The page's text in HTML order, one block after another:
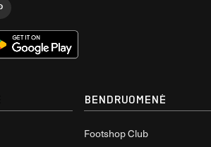
BENDRUOMENĖ
Footshop Club